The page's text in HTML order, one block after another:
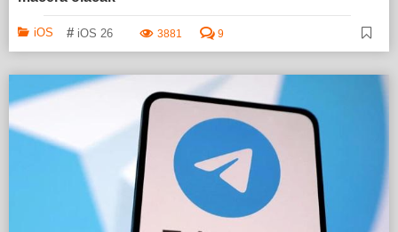
iOS # iOS 26 3881 9